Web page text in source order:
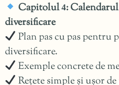
Capitolul 4:
diversificare
Plan pas cu pas pentru
diversificare.
Exemple concrete de
Rețete simple și ușor